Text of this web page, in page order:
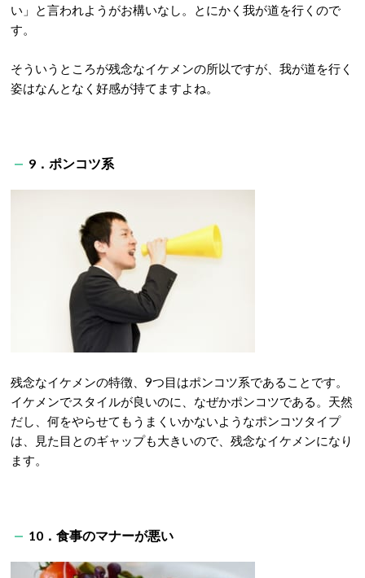
い」と言われようがお構いなし。とにかく我が道を行くので
す。
そういうところが残念なイケメンの所以ですが、我が道を行く
姿はなんとなく好感が持てますよね。
9．ポンコツ系
残念なイケメンの特徴、9つ目はポンコツ系であることです。
イケメンでスタイルが良いのに、なぜかポンコツである。天然
だし、何をやらせてもうまくいかないようなポンコツタイプ
は、見た目とのギャップも大きいので、残念なイケメンになり
ます。
10．食事のマナーが悪い